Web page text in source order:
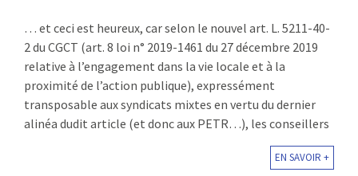
… et ceci est heureux, car selon le nouvel art. L. 5211-40-
2 du CGCT (art. 8 loi n° 2019-1461 du 27 décembre 2019
relative à l’engagement dans la vie locale et à la
proximité de l’action publique), expressément
transposable aux syndicats mixtes en vertu du dernier
alinéa dudit article (et donc aux PETR…), les conseillers
EN SAVOIR +